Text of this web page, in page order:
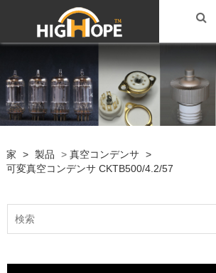
家 > 製品 > 真空コンデンサ >
可変真空コンデンサ CKTB500/4.2/57